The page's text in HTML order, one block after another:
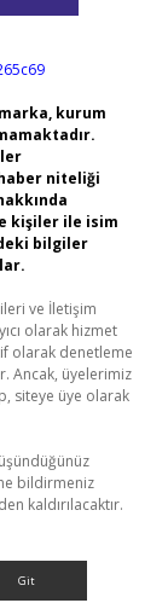
kurum
niteliği
kişiler ile isim
bilgiler
ve İletişim
olarak hizmet
olarak denetleme
Ancak, üyelerimiz
siteye üye olarak
bildirmeniz
kaldırılacaktır.